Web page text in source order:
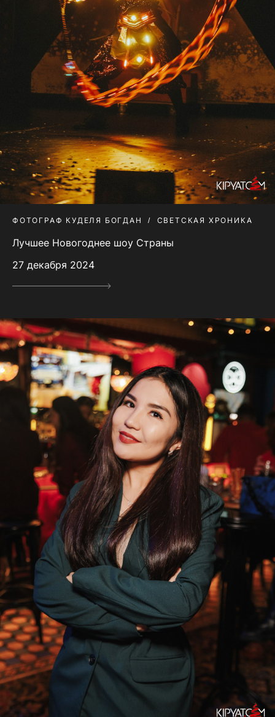
ФОТОГРАФ КУДЕЛЯ БОГДАН СВЕТСКАЯ ХРОНИКА
Лучшее Новогоднее шоу Страны
27 декабря 2024